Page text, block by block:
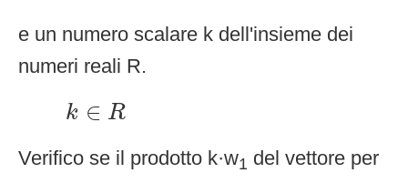
e un numero scalare k dell'insieme dei
numeri reali R.
k ∈ R
k ∈ R
Verifico se il prodotto k·w1 del vettore per